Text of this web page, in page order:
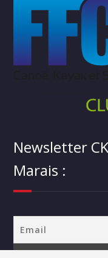
Newsletter
Marais :